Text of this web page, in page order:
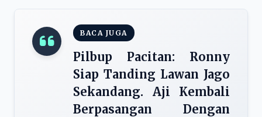
BACA JUGA
Pilbup Pacitan: Ronny
Siap Tanding Lawan Jago
Sekandang. Aji Kembali
Berpasangan Dengan